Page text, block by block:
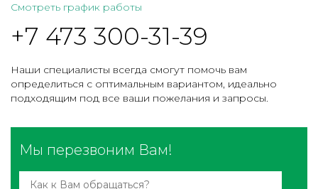
Смотреть график работы
+7 473 300-31-39
Наши специалисты всегда смогут помочь вам
определиться с оптимальным вариантом, идеально
подходящим под все ваши пожелания и запросы.
Мы перезвоним Вам!